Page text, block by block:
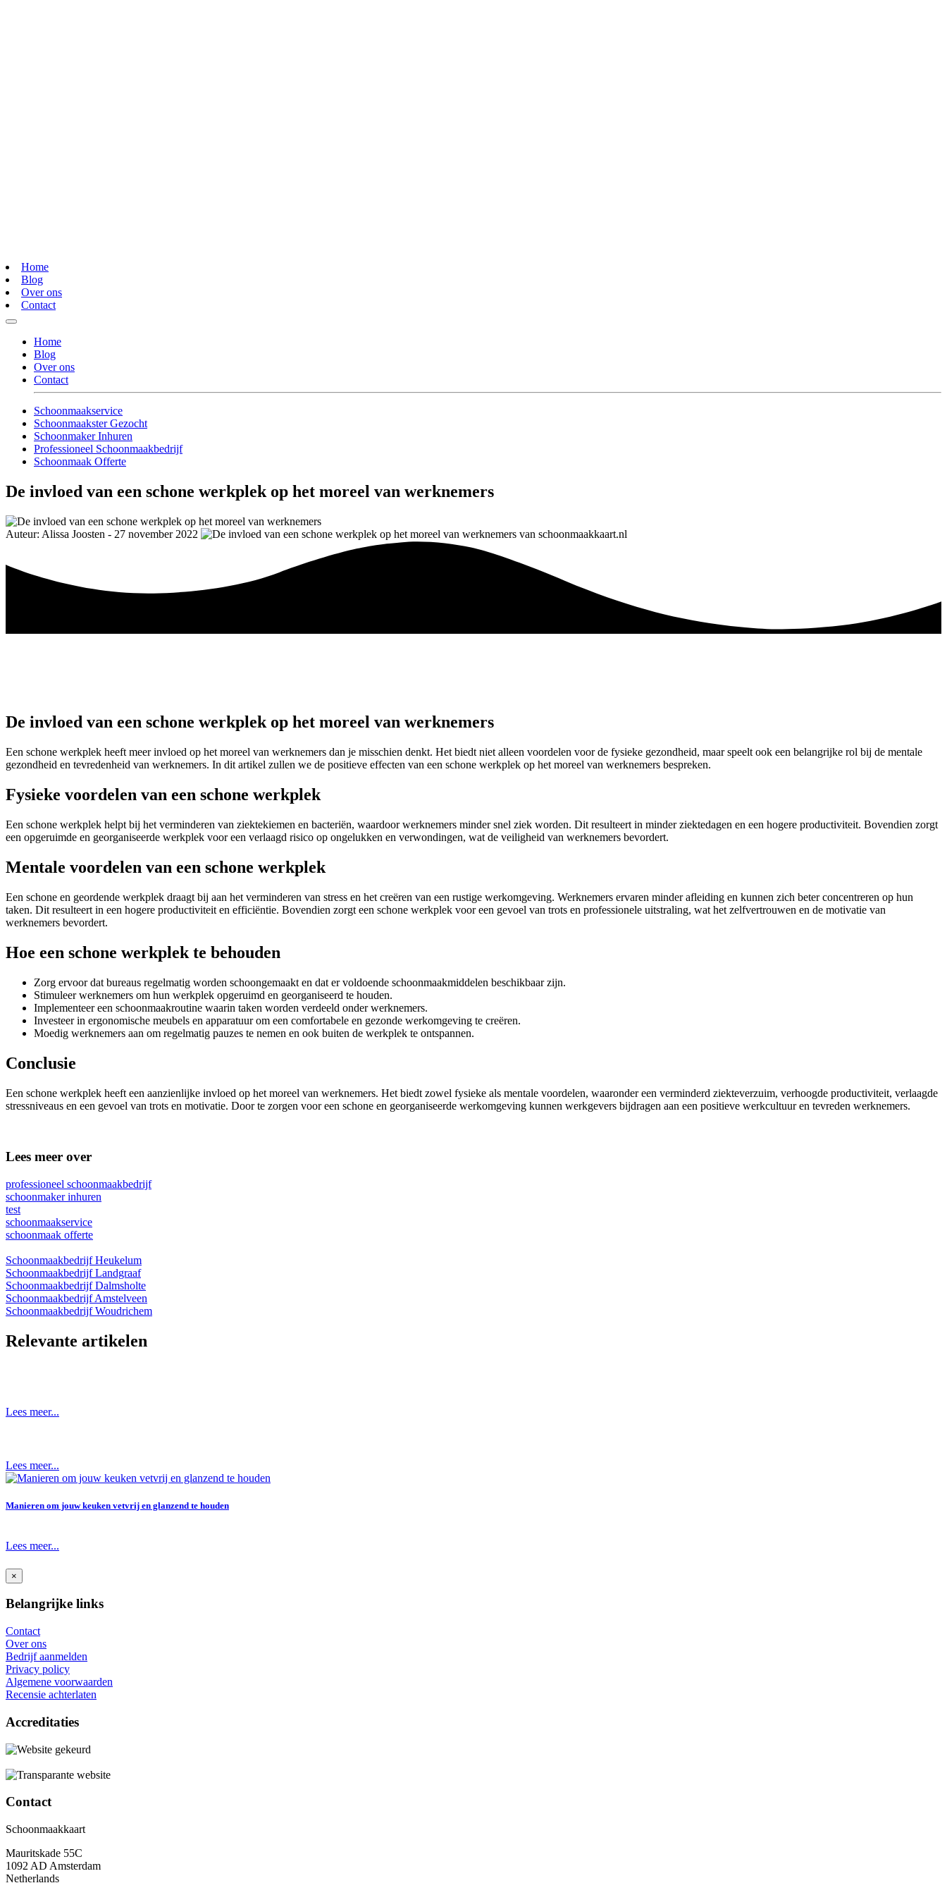
Home
Blog
Over ons
Contact
Home
Blog
Over ons
Contact
Schoonmaakservice
Schoonmaakster Gezocht
Schoonmaker Inhuren
Professioneel Schoonmaakbedrijf
Schoonmaak Offerte
De invloed van een schone werkplek op het moreel van werknemers
Auteur: Alissa Joosten - 27 november 2022
De invloed van een schone werkplek op het moreel van werknemers
Een schone werkplek heeft meer invloed op het moreel van werknemers dan je misschien denkt. Het biedt niet alleen voordelen voor de fysieke gezondheid, maar speelt ook een belangrijke rol bij de mentale
gezondheid en tevredenheid van werknemers. In dit artikel zullen we de positieve effecten van een schone werkplek op het moreel van werknemers bespreken.
Fysieke voordelen van een schone werkplek
Een schone werkplek helpt bij het verminderen van ziektekiemen en bacteriën, waardoor werknemers minder snel ziek worden. Dit resulteert in minder ziektedagen en een hogere productiviteit. Bovendien zorgt
een opgeruimde en georganiseerde werkplek voor een verlaagd risico op ongelukken en verwondingen, wat de veiligheid van werknemers bevordert.
Mentale voordelen van een schone werkplek
Een schone en geordende werkplek draagt bij aan het verminderen van stress en het creëren van een rustige werkomgeving. Werknemers ervaren minder afleiding en kunnen zich beter concentreren op hun
taken. Dit resulteert in een hogere productiviteit en efficiëntie. Bovendien zorgt een schone werkplek voor een gevoel van trots en professionele uitstraling, wat het zelfvertrouwen en de motivatie van
werknemers bevordert.
Hoe een schone werkplek te behouden
Zorg ervoor dat bureaus regelmatig worden schoongemaakt en dat er voldoende schoonmaakmiddelen beschikbaar zijn.
Stimuleer werknemers om hun werkplek opgeruimd en georganiseerd te houden.
Implementeer een schoonmaakroutine waarin taken worden verdeeld onder werknemers.
Investeer in ergonomische meubels en apparatuur om een comfortabele en gezonde werkomgeving te creëren.
Moedig werknemers aan om regelmatig pauzes te nemen en ook buiten de werkplek te ontspannen.
Conclusie
Een schone werkplek heeft een aanzienlijke invloed op het moreel van werknemers. Het biedt zowel fysieke als mentale voordelen, waaronder een verminderd ziekteverzuim, verhoogde productiviteit, verlaagde
stressniveaus en een gevoel van trots en motivatie. Door te zorgen voor een schone en georganiseerde werkomgeving kunnen werkgevers bijdragen aan een positieve werkcultuur en tevreden werknemers.
Lees meer over
professioneel schoonmaakbedrijf
schoonmaker inhuren
test
schoonmaakservice
schoonmaak offerte
Schoonmaakbedrijf Heukelum
Schoonmaakbedrijf Landgraaf
Schoonmaakbedrijf Dalmsholte
Schoonmaakbedrijf Amstelveen
Schoonmaakbedrijf Woudrichem
Relevante artikelen
Lees meer...
Lees meer...
Manieren om jouw keuken vetvrij en glanzend te houden
Lees meer...
×
Belangrijke links
Contact
Over ons
Bedrijf aanmelden
Privacy policy
Algemene voorwaarden
Recensie achterlaten
Accreditaties
Contact
Schoonmaakkaart
Mauritskade 55C
1092 AD Amsterdam
Netherlands